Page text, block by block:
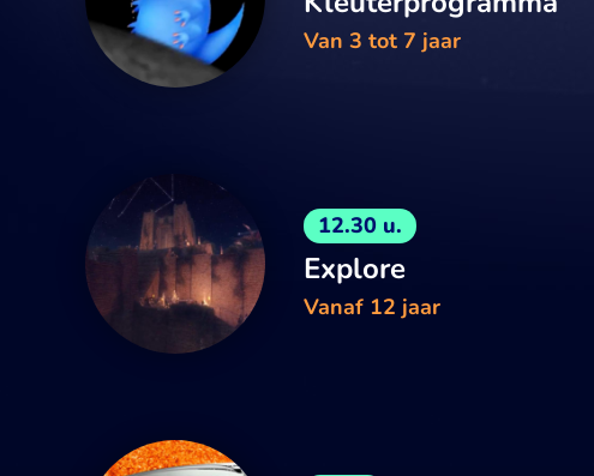
Van 3 tot 7 jaar
12.30 u.
Explore
Vanaf 12 jaar